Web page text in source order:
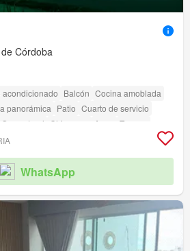
Córdoba
acondicionado Balcón Cocina amoblada
panorámica Patio Cuarto de servicio
Gas natural Chimenea Agua
Terraza
Sauna
discapacidad
Cancha de tenis
WhatsApp